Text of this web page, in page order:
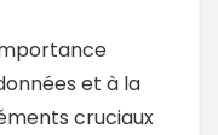
et à la
cruciaux